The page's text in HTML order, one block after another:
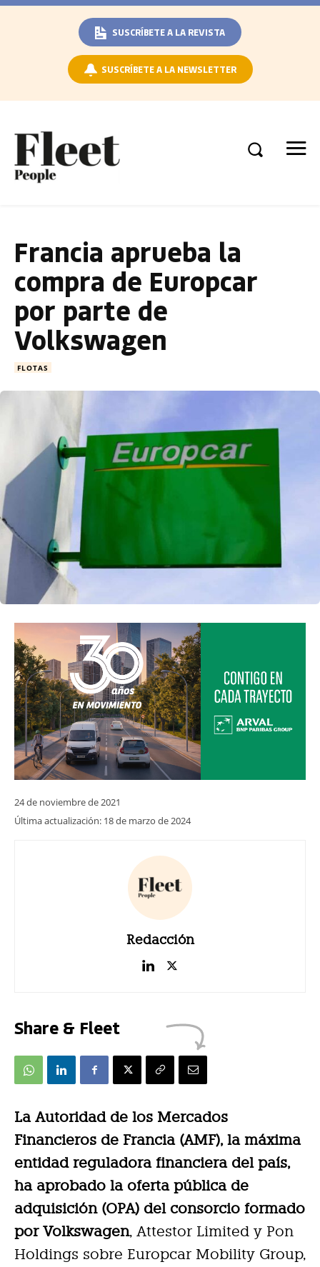
SUSCRÍBETE A LA REVISTA
SUSCRÍBETE A LA NEWSLETTER
Francia aprueba la
compra de Europcar
por parte de
Volkswagen
FLOTAS
24 de noviembre de 2021
Última actualización: 18 de marzo de 2024
Redacción
Share & Fleet
La Autoridad de los Mercados
Financieros de Francia (AMF), la máxima
entidad reguladora financiera del país,
ha aprobado la oferta pública de
adquisición (OPA) del consorcio formado
por Volkswagen, Attestor Limited y Pon
Holdings sobre Europcar Mobility Group,